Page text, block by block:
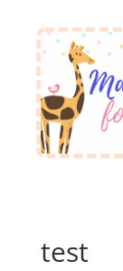
test